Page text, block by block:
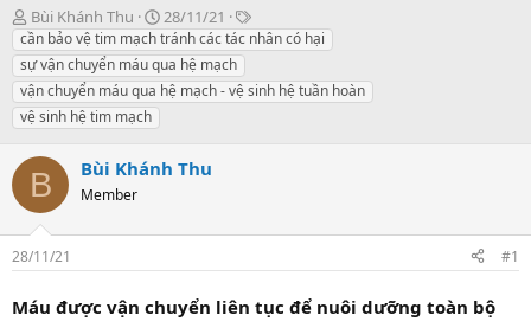
T
h
r
e
a
d
t
a
r
t
e
r
Bùi Khánh Thu
N
g
à
y
g
28/11/21
T
ừ
h
ó
cần bảo vệ tim mạch tránh các tác nhân có hại
sự vận chuyển máu qua hệ mạch
vận chuyển máu qua hệ mạch - vệ sinh hệ tuần hoàn
vệ sinh hệ tim mạch
B Bùi Khánh Thu
Member
28/11/21 #1
Máu được vận chuyển liên tục để nuôi dưỡng toàn bộ